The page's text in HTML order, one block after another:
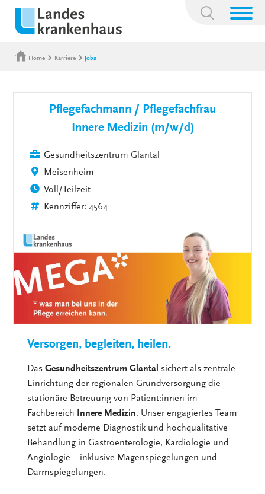
Suchbegriff:
Home Karriere Jobs
Pflegefachmann / Pflegefachfrau
Innere Medizin (m/w/d)
Gesundheitszentrum Glantal
Meisenheim
Voll/Teilzeit
Kennziffer: 4564
Versorgen, begleiten, heilen.
DasGesundheitszentrum Glantal sichert als zentrale
Einrichtung der regionalen Grundversorgung die
stationäre Betreuung von Patient:innen im
Fachbereich Innere Medizin. Unser engagiertes Team
setzt auf moderne Diagnostik und hochqualitative
Behandlung in Gastroenterologie, Kardiologie und
Angiologie – inklusive Magenspiegelungen und
Darmspiegelungen.